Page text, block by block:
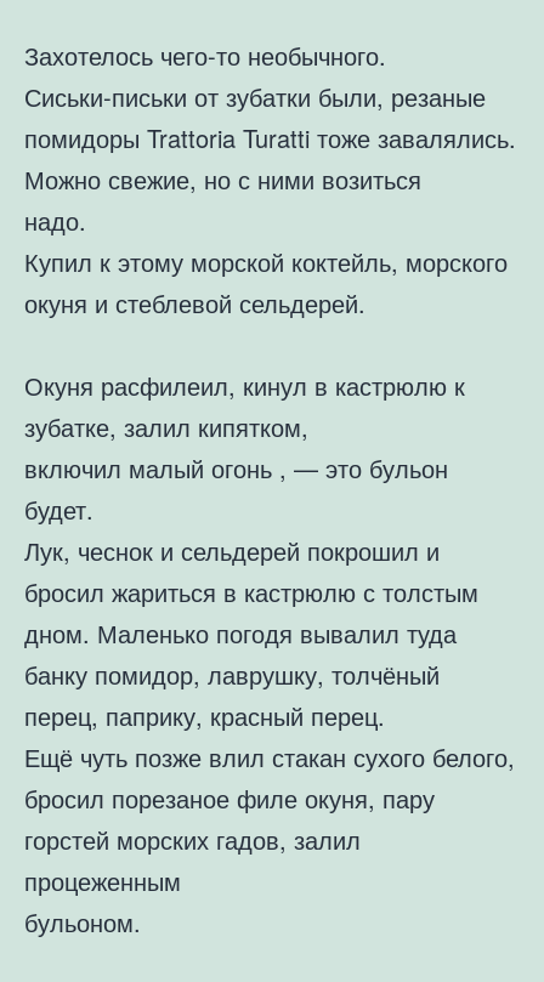
Захотелось чего-то необычного.
Сиськи-письки от зубатки были, резаные
помидоры Trattoria Turatti тоже завалялись.
Можно свежие, но с ними возиться
надо.
Купил к этому морской коктейль, морского
окуня и стеблевой сельдерей.
Окуня расфилеил, кинул в кастрюлю к
зубатке, залил кипятком,
включил малый огонь , — это бульон
будет.
Лук, чеснок и сельдерей покрошил и
бросил жариться в кастрюлю с толстым
дном. Маленько погодя вывалил туда
банку помидор, лаврушку, толчёный
перец, паприку, красный перец.
Ещё чуть позже влил стакан сухого белого,
бросил порезаное филе окуня, пару
горстей морских гадов, залил
процеженным
бульоном.